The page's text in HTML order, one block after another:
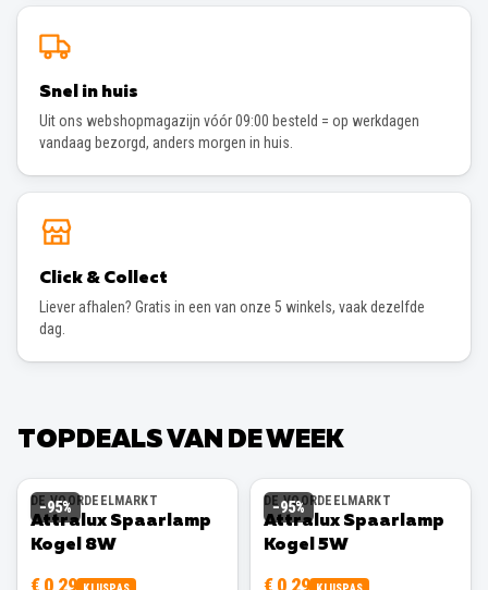
Snel in huis
Uit ons webshopmagazijn vóór 09:00 besteld = op werkdagen
vandaag bezorgd, anders morgen in huis.
Click & Collect
Liever afhalen? Gratis in een van onze 5 winkels, vaak dezelfde
dag.
TOPDEALS VAN DE WEEK
−95%
DE VOORDEELMARKT
Attralux Spaarlamp
Kogel 8W
€ 0,29
−95%
DE VOORDEELMARKT
Attralux Spaarlamp
Kogel 5W
€ 0,29